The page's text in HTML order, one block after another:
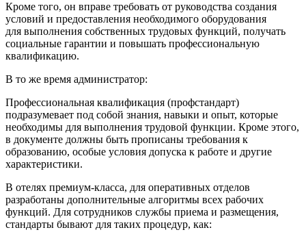
Кроме того, он вправе требовать от руководства создания
условий и предоставления необходимого оборудования
для выполнения собственных трудовых функций, получать
социальные гарантии и повышать профессиональную
квалификацию.
В то же время администратор:
Профессиональная квалификация (профстандарт)
подразумевает под собой знания, навыки и опыт, которые
необходимы для выполнения трудовой функции. Кроме этого,
в документе должны быть прописаны требования к
образованию, особые условия допуска к работе и другие
характеристики.
В отелях премиум-класса, для оперативных отделов
разработаны дополнительные алгоритмы всех рабочих
функций. Для сотрудников службы приема и размещения,
стандарты бывают для таких процедур, как: